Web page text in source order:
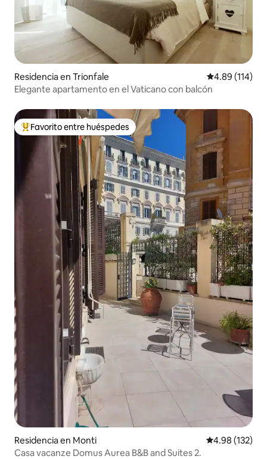
Residencia en Trionfale Calificación
4.89 (114)
Elegante apartamento en el Vaticano con balcón
De los mejores en Favorito entre huéspedes
Favorito entre huéspedes
Residencia en Monti Calificación
4.98 (132)
Casa vacanze Domus Aurea B&B and Suites 2.